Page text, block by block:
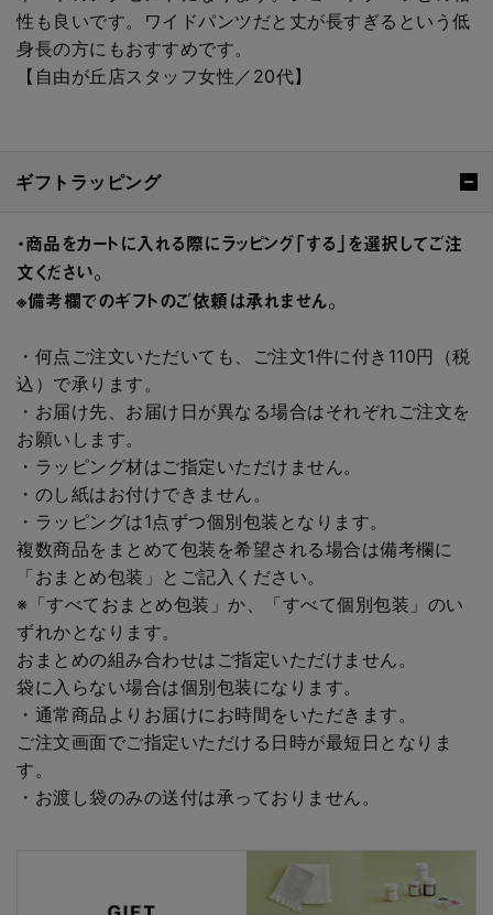
性も良いです。ワイドパンツだと丈が長すぎるという低
身長の方にもおすすめです。
【自由が丘店スタッフ女性／20代】
ギフトラッピング
・商品をカートに入れる際にラッピング「する」を選択してご注
文ください。
※備考欄でのギフトのご依頼は承れません。
・何点ご注文いただいても、ご注文1件に付き110円（税
込）で承ります。
・お届け先、お届け日が異なる場合はそれぞれご注文を
お願いします。
・ラッピング材はご指定いただけません。
・のし紙はお付けできません。
・ラッピングは1点ずつ個別包装となります。
複数商品をまとめて包装を希望される場合は備考欄に
「おまとめ包装」とご記入ください。
※「すべておまとめ包装」か、「すべて個別包装」のい
ずれかとなります。
おまとめの組み合わせはご指定いただけません。
袋に入らない場合は個別包装になります。
・通常商品よりお届けにお時間をいただきます。
ご注文画面でご指定いただける日時が最短日となりま
す。
・お渡し袋のみの送付は承っておりません。